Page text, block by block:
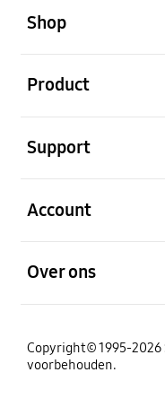
Shop
Product
Support
Account
Over ons
Copyright© 1995-2026
voorbehouden.